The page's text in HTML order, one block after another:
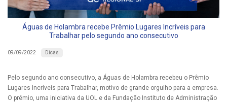
Águas de Holambra recebe Prêmio Lugares Incríveis para
Trabalhar pelo segundo ano consecutivo
09/09/2022 Dicas
Pelo segundo ano consecutivo, a Águas de Holambra recebeu o Prêmio
Lugares Incríveis para Trabalhar, motivo de grande orgulho para a empresa.
O prêmio, uma iniciativa da UOL e da Fundação Instituto de Administração